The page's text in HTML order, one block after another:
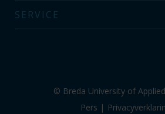
SERVICE
© Breda University of
Pers |